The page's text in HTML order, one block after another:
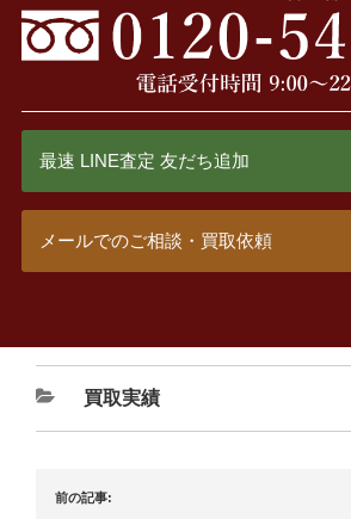
最速 LINE査定 友だち追加
メールでのご相談・買取依頼
買取実績
前の記事: